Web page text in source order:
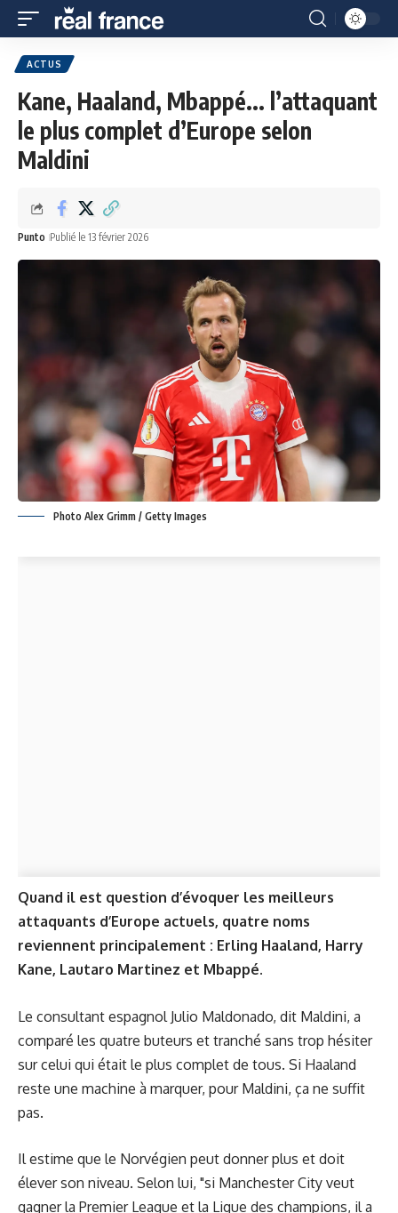
ACTUS
Kane, Haaland, Mbappé... l’attaquant
le plus complet d’Europe selon
Maldini
Punto Publié le 13 février 2026
Photo Alex Grimm / Getty Images
Quand il est question d’évoquer les meilleurs
attaquants d’Europe actuels, quatre noms
reviennent principalement : Erling Haaland, Harry
Kane, Lautaro Martinez et Mbappé.
Le consultant espagnol Julio Maldonado, dit Maldini, a
comparé les quatre buteurs et tranché sans trop hésiter
sur celui qui était le plus complet de tous. Si Haaland
reste une machine à marquer, pour Maldini, ça ne suffit
pas.
Il estime que le Norvégien peut donner plus et doit
élever son niveau. Selon lui, "si Manchester City veut
gagner la Premier League et la Ligue des champions, il a